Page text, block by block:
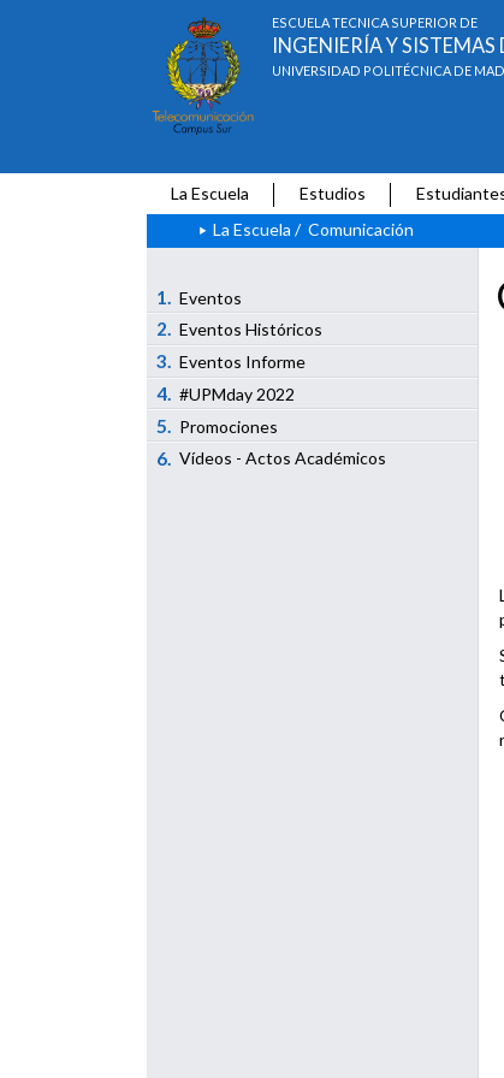
ESCUELA TÉCNICA SUPERIOR DE
INGENIERÍA Y
UNIVERSIDAD POLITÉCNICA DE
La Escuela Estudios
La Escuela / Comunicación
1. Eventos
2. Eventos Históricos
3. Eventos Informe
4. #UPMday 2022
5. Promociones
6. Vídeos - Actos Académicos